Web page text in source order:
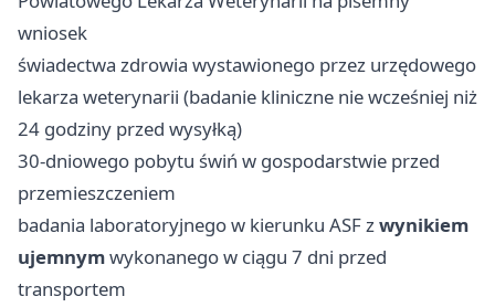
wniosek
świadectwa zdrowia wystawionego przez urzędowego
lekarza weterynarii (badanie kliniczne nie wcześniej niż
24 godziny przed wysyłką)
30-dniowego pobytu świń w gospodarstwie przed
przemieszczeniem
badania laboratoryjnego w kierunku ASF zwynikiem
ujemnymwykonanego w ciągu 7 dni przed
transportem